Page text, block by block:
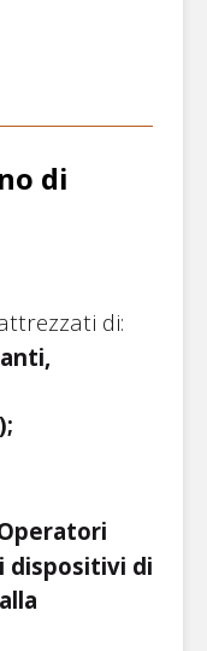
di
di:
dispositivi di